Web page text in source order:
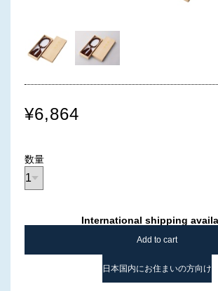
¥6,864
数量
International shipping
Add to cart
日本国内にお住まいの方向け